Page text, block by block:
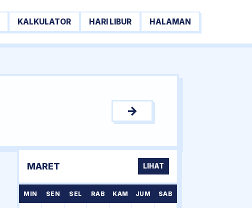
KALKULATOR HARI LIBUR HALAMAN
→
MARET LIHAT
MIN SEN SEL RAB KAM JUM SAB